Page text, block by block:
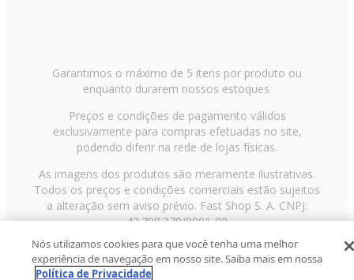
Garantimos o máximo de 5 itens por produto ou
enquanto durarem nossos estoques.
Preços e condições de pagamento válidos
exclusivamente para compras efetuadas no site,
podendo diferir na rede de lojas físicas.
As imagens dos produtos são meramente ilustrativas.
Todos os preços e condições comerciais estão sujeitos
a alteração sem aviso prévio. Fast Shop S. A. CNPJ:
43.708.379/0001-00
Avenida Zaki Narchi, nº 1650, sobreloja, Carandiru, São
Paulo/SP, CEP 02029-001, Telefone: 11 3003-3728 ©
Nós utilizamos cookies para que você tenha uma melhor
experiência de navegação em nosso site. Saiba mais em nossa
Política de Privacidade